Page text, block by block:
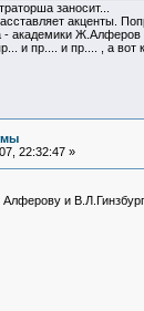
заносит...
акценты.
академики Ж.Алферов и
и пр.... и пр.... , а вот
22:32:47 »
и